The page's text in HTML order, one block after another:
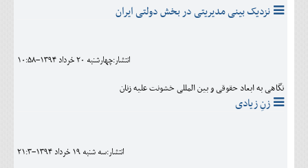
نزدیک بینی مدیریتی در بخش دولتی ایران
انتشار:چهارشنبه 20 خرداد 1394-10:58
نگاهی به ابعاد حقوقی و بین المللی خشونت علیه زنان
زنِ زیادی
انتشار:سه شنبه 19 خرداد 1394-21:3